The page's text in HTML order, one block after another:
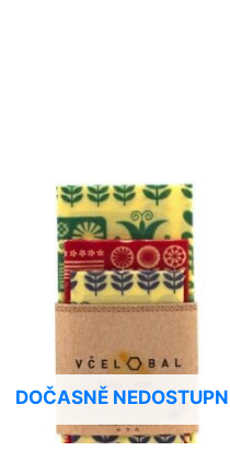
DOČASNĚ
byla:
419 Kč.
je:
387 Kč.